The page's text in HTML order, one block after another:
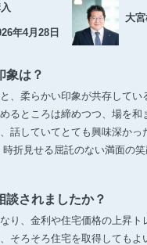
年4月28日
大宮
象は？
、柔らかい印象が共存してい
るところは締めつつ、場を和
話していてとても興味深かっ
折見せる屈託のない満面の
談されましたか？
り、金利や住宅価格の上昇ト
そろそろ住宅を取得してもよ